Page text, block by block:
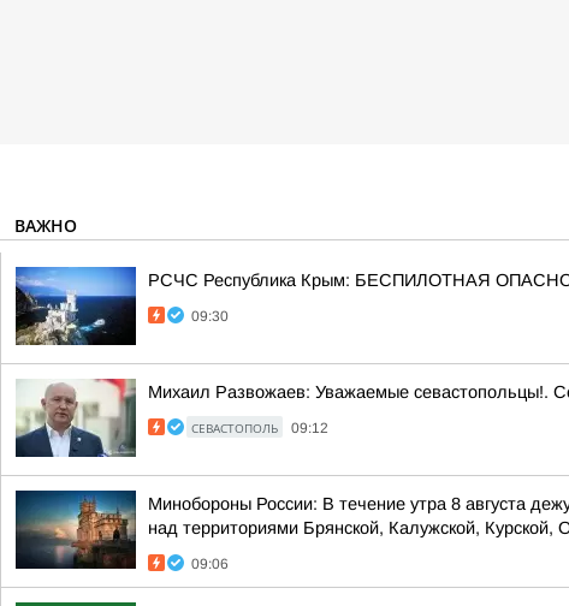
ВАЖНО
РСЧС Республика Крым: БЕСПИЛОТНАЯ
09:30
Михаил Развожаев: Уважаемые севастопольцы!.
СЕВАСТОПОЛЬ 09:12
Минобороны России: В течение утра 8 августа
над территориями Брянской, Калужской, Курской,
09:06